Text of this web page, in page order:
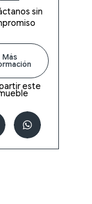
sin
Más
este